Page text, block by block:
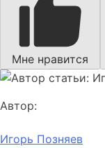
Мне нравится
Автор:
Игорь Позняев